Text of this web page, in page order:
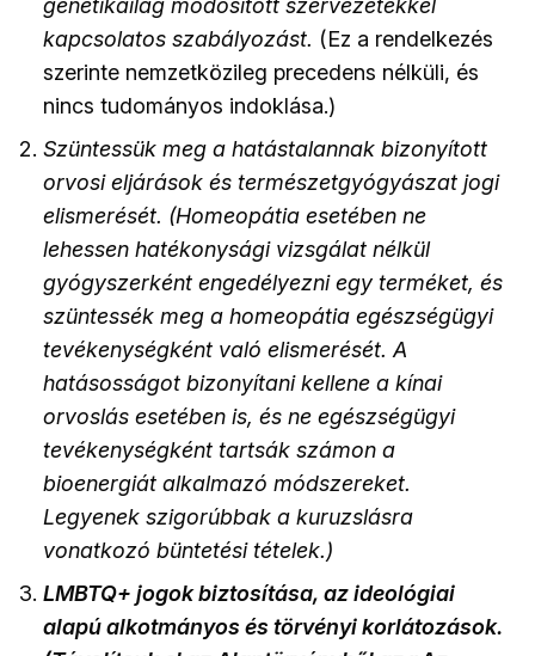
genetikailag módosított szervezetekkel
kapcsolatos szabályozást. (Ez a rendelkezés
szerinte nemzetközileg precedens nélküli, és
nincs tudományos indoklása.)
Szüntessük meg a hatástalannak bizonyított
orvosi eljárások és természetgyógyászat jogi
elismerését. (Homeopátia esetében ne
lehessen hatékonysági vizsgálat nélkül
gyógyszerként engedélyezni egy terméket, és
szüntessék meg a homeopátia egészségügyi
tevékenységként való elismerését. A
hatásosságot bizonyítani kellene a kínai
orvoslás esetében is, és ne egészségügyi
tevékenységként tartsák számon a
bioenergiát alkalmazó módszereket.
Legyenek szigorúbbak a kuruzslásra
vonatkozó büntetési tételek.)
LMBTQ+ jogok biztosítása, az ideológiai
alapú alkotmányos és törvényi korlátozások.